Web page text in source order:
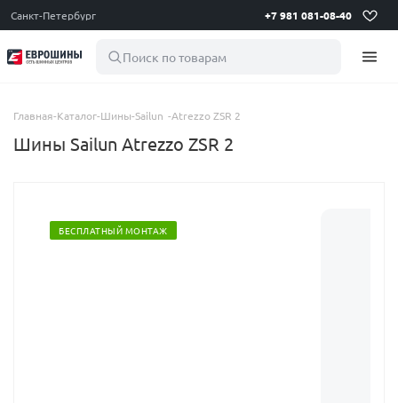
Санкт-Петербург +7 981 081-08-40
Поиск по товарам
Главная-Каталог-Шины-Sailun -Atrezzo ZSR 2
Шины Sailun Atrezzo ZSR 2
БЕСПЛАТНЫЙ МОНТАЖ